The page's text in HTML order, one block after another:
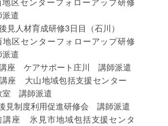
遣
人材育成研修3日目（石川）
区センターフォローアップ研修
派遣
座 ケアサポート庄川 講師派遣
座 大山地域包括支援センター
室 講師派遣
制度利用促進研修会 講師派遣
座 氷見市地域包括支援センタ